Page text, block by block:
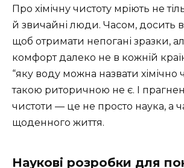
Про хімічну чистоту мріють не
й звичайні люди. Часом, досить
щоб отримати непогані зразки,
комфорт далеко не в кожній
“яку воду можна назвати хімічно
такою риторичною не є. І
чистоти — це не просто наука, а
щоденного життя.
Наукові розробки для